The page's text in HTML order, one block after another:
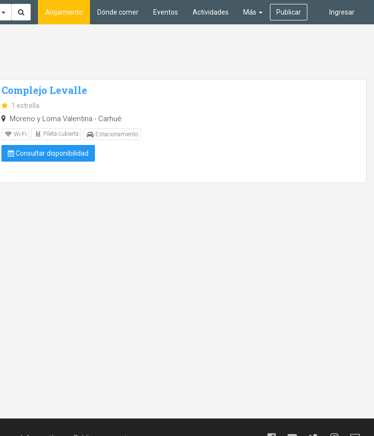
Ingresar
Alojamiento Dónde comer Eventos Actividades Más Publicar
Complejo Levalle
1 estrella
Moreno y Loma Valentina - Carhué
Wi-Fi Pileta cubierta Estacionamiento
Consultar disponibilidad